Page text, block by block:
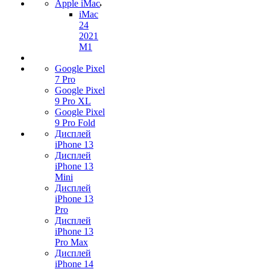
Apple iMac
iMac
24
2021
M1
Google Pixel
7 Pro
Google Pixel
9 Pro XL
Google Pixel
9 Pro Fold
Дисплей
iPhone 13
Дисплей
iPhone 13
Mini
Дисплей
iPhone 13
Pro
Дисплей
iPhone 13
Pro Max
Дисплей
iPhone 14